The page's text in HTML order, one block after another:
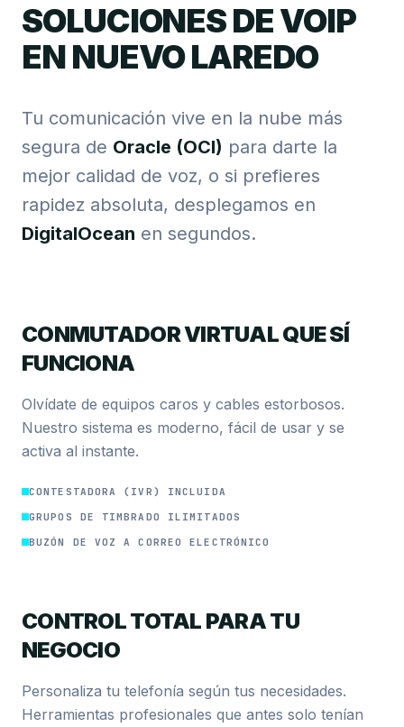
SOLUCIONES DE VOIP
EN NUEVO LAREDO
Tu comunicación vive en la nube más
segura de Oracle (OCI) para darte la
mejor calidad de voz, o si prefieres
rapidez absoluta, desplegamos en
DigitalOcean en segundos.
CONMUTADOR VIRTUAL QUE SÍ
FUNCIONA
Olvídate de equipos caros y cables estorbosos.
Nuestro sistema es moderno, fácil de usar y se
activa al instante.
CONTESTADORA (IVR) INCLUIDA
GRUPOS DE TIMBRADO ILIMITADOS
BUZÓN DE VOZ A CORREO ELECTRÓNICO
CONTROL TOTAL PARA TU
NEGOCIO
Personaliza tu telefonía según tus necesidades.
Herramientas profesionales que antes solo tenían